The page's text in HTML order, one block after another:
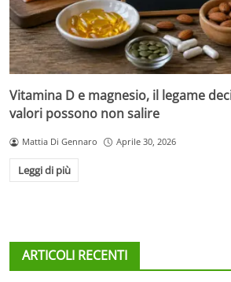
Vitamina D e magnesio, il legame
valori possono non salire
Mattia Di Gennaro Aprile 30, 2026
Leggi di più
ARTICOLI RECENTI